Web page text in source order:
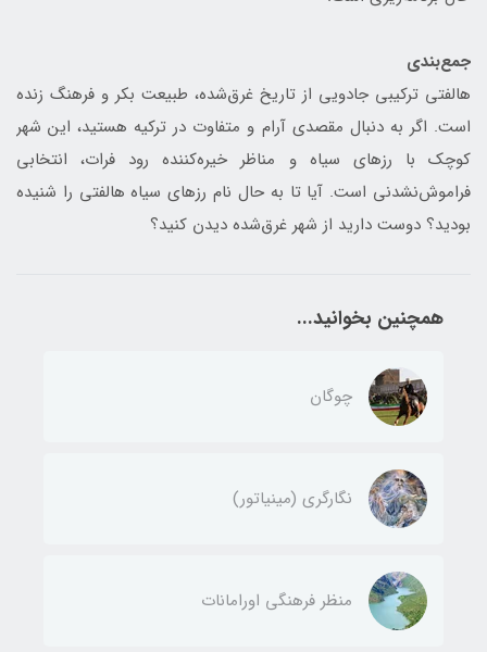
جمع‌بندی
هالفتی ترکیبی جادویی از تاریخ غرق‌شده، طبیعت بکر و فرهنگ زنده
است. اگر به دنبال مقصدی آرام و متفاوت در ترکیه هستید، این شهر
کوچک با رزهای سیاه و مناظر خیره‌کننده رود فرات، انتخابی
فراموش‌نشدنی است. آیا تا به حال نام رزهای سیاه هالفتی را شنیده
بودید؟ دوست دارید از شهر غرق‌شده دیدن کنید؟
همچنین بخوانید...
چوگان
نگارگری (مینیاتور)
منظر فرهنگی اورامانات